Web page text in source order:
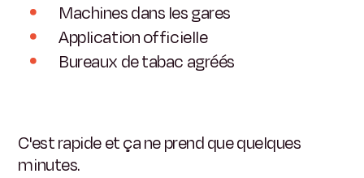
Machines dans les gares
Application officielle
Bureaux de tabac agréés
C'est rapide et ça ne prend que quelques
minutes.